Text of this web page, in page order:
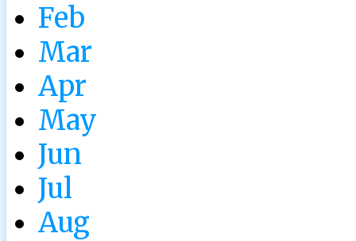
Feb
Mar
Apr
May
Jun
Jul
Aug